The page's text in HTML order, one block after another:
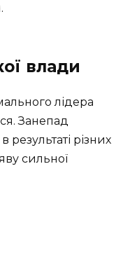
влади
лідера
Занепад
результаті різних
сильної